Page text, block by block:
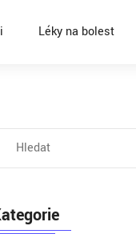
Léky na bolest